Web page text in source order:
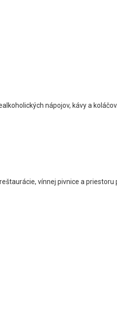
nápojov, kávy a koláčov.
vínnej pivnice a priestoru